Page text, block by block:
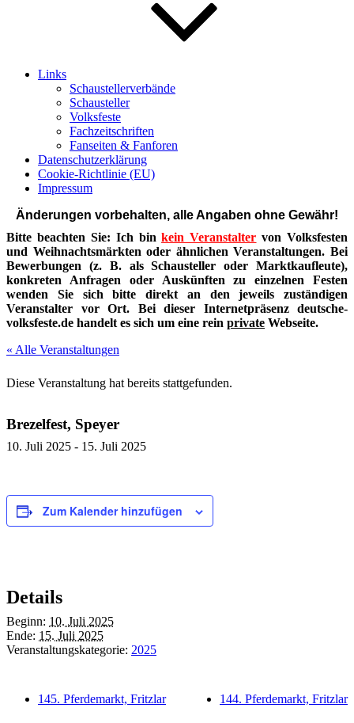
Links
Schaustellerverbände
Schausteller
Volksfeste
Fachzeitschriften
Fanseiten & Fanforen
Datenschutzerklärung
Cookie-Richtlinie (EU)
Impressum
Änderungen vorbehalten, alle Angaben ohne Gewähr!
Bitte beachten Sie: Ich binkein Veranstalter von Volksfesten
und Weihnachtsmärkten oder ähnlichen Veranstaltungen. Bei
Bewerbungen (z. B. als Schausteller oder Marktkaufleute),
konkreten Anfragen oder Auskünften zu einzelnen Festen
wenden Sie sich bitte direkt an den jeweils zuständigen
Veranstalter vor Ort. Bei dieser Internetpräsenz deutsche-
volksfeste.de handelt es sich um eine rein private Webseite.
« Alle Veranstaltungen
Diese Veranstaltung hat bereits stattgefunden.
Brezelfest, Speyer
10. Juli 2025 - 15. Juli 2025
Zum Kalender hinzufügen
Details
Beginn: 10. Juli 2025
Ende: 15. Juli 2025
Veranstaltungskategorie: 2025
145. Pferdemarkt, Fritzlar 144. Pferdemarkt, Fritzlar